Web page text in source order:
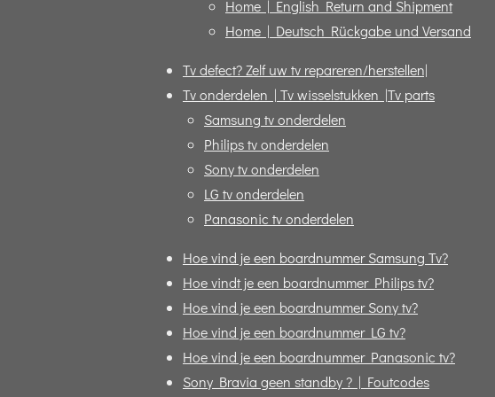
Home | English Return and Shipment
Home | Deutsch Rückgabe und Versand
Tv defect? Zelf uw tv repareren/herstellen|
Tv onderdelen | Tv wisselstukken |Tv parts
Samsung tv onderdelen
Philips tv onderdelen
Sony tv onderdelen
LG tv onderdelen
Panasonic tv onderdelen
Hoe vind je een boardnummer Samsung Tv?
Hoe vindt je een boardnummer Philips tv?
Hoe vind je een boardnummer Sony tv?
Hoe vind je een boardnummer LG tv?
Hoe vind je een boardnummer Panasonic tv?
Sony Bravia geen standby ? | Foutcodes